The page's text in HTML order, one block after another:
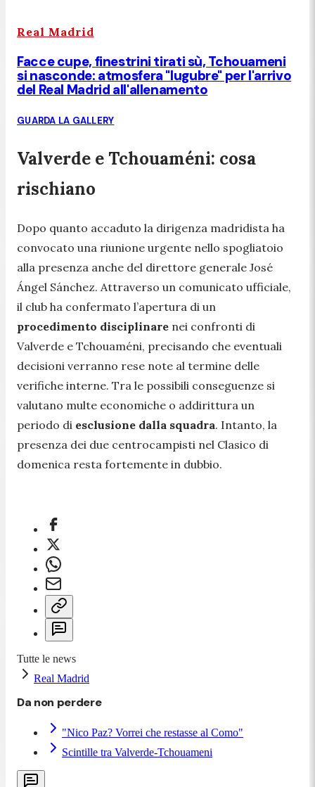
Real Madrid
Facce cupe, finestrini tirati sù, Tchouameni
si nasconde: atmosfera "lugubre" per l'arrivo
del Real Madrid all'allenamento
GUARDA LA GALLERY
Valverde e Tchouaméni: cosa
rischiano
Dopo quanto accaduto la dirigenza madridista ha
convocato una riunione urgente nello spogliatoio
alla presenza anche del direttore generale José
Ángel Sánchez. Attraverso un comunicato ufficiale,
il club ha confermato l’apertura di un
procedimento disciplinare nei confronti di
Valverde e Tchouaméni, precisando che eventuali
decisioni verranno rese note al termine delle
verifiche interne. Tra le possibili conseguenze si
valutano multe economiche o addirittura un
periodo di esclusione dalla squadra. Intanto, la
presenza dei due centrocampisti nel Clasico di
domenica resta fortemente in dubbio.
Tutte le news
Real Madrid
Da non perdere
"Nico Paz? Vorrei che restasse al Como"
Scintille tra Valverde-Tchouameni